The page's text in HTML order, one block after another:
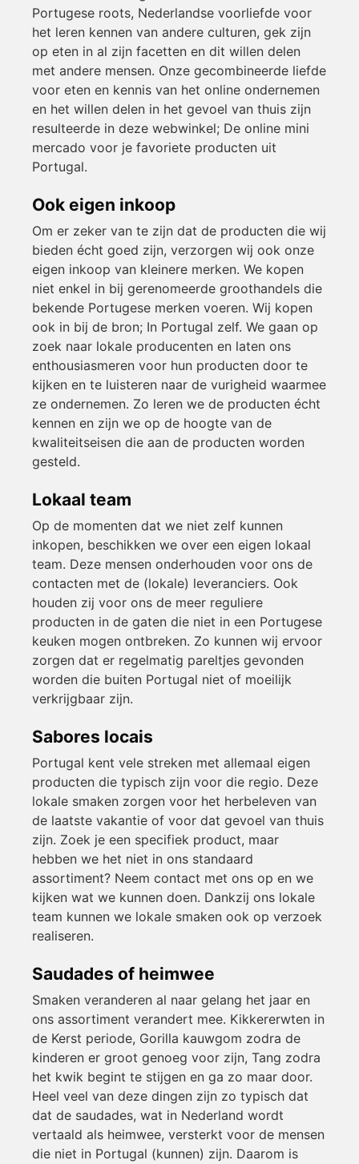
Portugese roots, Nederlandse voorliefde voor
het leren kennen van andere culturen, gek zijn
op eten in al zijn facetten en dit willen delen
met andere mensen. Onze gecombineerde liefde
voor eten en kennis van het online ondernemen
en het willen delen in het gevoel van thuis zijn
resulteerde in deze webwinkel; De online mini
mercado voor je favoriete producten uit
Portugal.
Ook eigen inkoop
Om er zeker van te zijn dat de producten die wij
bieden écht goed zijn, verzorgen wij ook onze
eigen inkoop van kleinere merken. We kopen
niet enkel in bij gerenomeerde groothandels die
bekende Portugese merken voeren. Wij kopen
ook in bij de bron; In Portugal zelf. We gaan op
zoek naar lokale producenten en laten ons
enthousiasmeren voor hun producten door te
kijken en te luisteren naar de vurigheid waarmee
ze ondernemen. Zo leren we de producten écht
kennen en zijn we op de hoogte van de
kwaliteitseisen die aan de producten worden
gesteld.
Lokaal team
Op de momenten dat we niet zelf kunnen
inkopen, beschikken we over een eigen lokaal
team. Deze mensen onderhouden voor ons de
contacten met de (lokale) leveranciers. Ook
houden zij voor ons de meer reguliere
producten in de gaten die niet in een Portugese
keuken mogen ontbreken. Zo kunnen wij ervoor
zorgen dat er regelmatig pareltjes gevonden
worden die buiten Portugal niet of moeilijk
verkrijgbaar zijn.
Sabores locais
Portugal kent vele streken met allemaal eigen
producten die typisch zijn voor die regio. Deze
lokale smaken zorgen voor het herbeleven van
de laatste vakantie of voor dat gevoel van thuis
zijn. Zoek je een specifiek product, maar
hebben we het niet in ons standaard
assortiment? Neem contact met ons op en we
kijken wat we kunnen doen. Dankzij ons lokale
team kunnen we lokale smaken ook op verzoek
realiseren.
Saudades of heimwee
Smaken veranderen al naar gelang het jaar en
ons assortiment verandert mee. Kikkererwten in
de Kerst periode, Gorilla kauwgom zodra de
kinderen er groot genoeg voor zijn, Tang zodra
het kwik begint te stijgen en ga zo maar door.
Heel veel van deze dingen zijn zo typisch dat
dat de saudades, wat in Nederland wordt
vertaald als heimwee, versterkt voor de mensen
die niet in Portugal (kunnen) zijn. Daarom is